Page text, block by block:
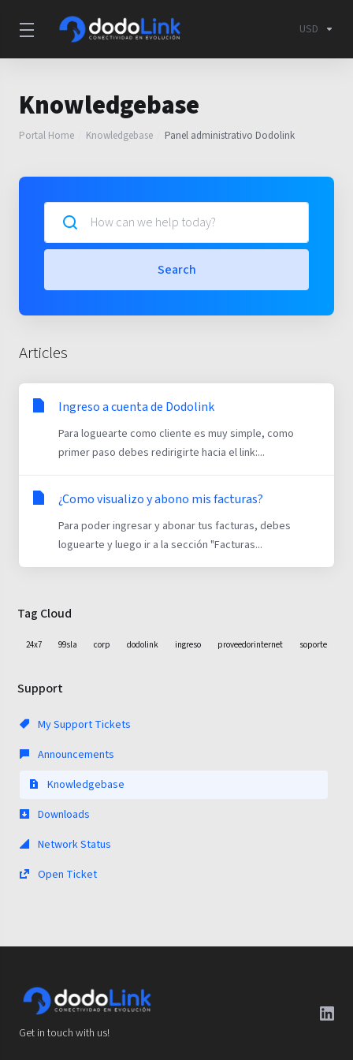
USD
Knowledgebase
Portal Home Knowledgebase Panel administrativo Dodolink
Tag Cloud
24x7 99sla corp dodolink ingreso proveedorinternet soporte
Support
My Support Tickets
Announcements
Knowledgebase
Downloads
Network Status
Open Ticket
Search
Articles
Ingreso a cuenta de Dodolink
Para loguearte como cliente es muy simple, como
primer paso debes redirigirte hacia el link:...
¿Como visualizo y abono mis facturas?
Para poder ingresar y abonar tus facturas, debes
loguearte y luego ir a la sección "Facturas...
Get in touch with us!